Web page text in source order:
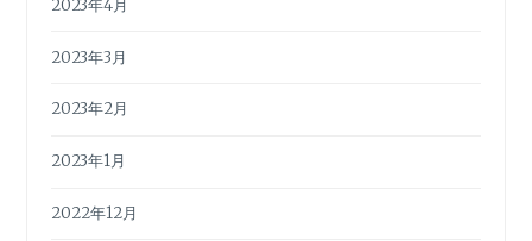
2023年4月
2023年3月
2023年2月
2023年1月
2022年12月